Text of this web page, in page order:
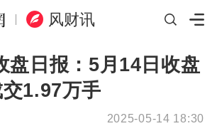
风财讯
盘日报：5月14日收盘
1.97万手
2025-05-14 18:30